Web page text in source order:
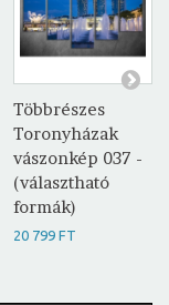
Többrészes
Toronyházak
vászonkép 037 -
(választható
formák)
20 799 FT